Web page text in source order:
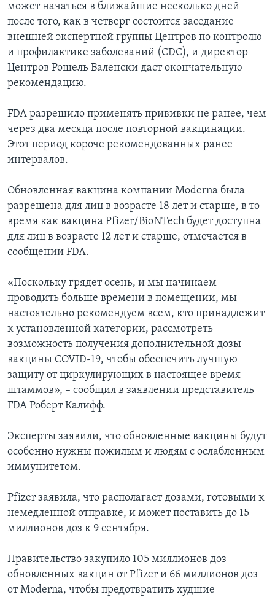
может начаться в ближайшие несколько дней
после того, как в четверг состоится заседание
внешней экспертной группы Центров по контролю
и профилактике заболеваний (CDC), и директор
Центров Рошель Валенски даст окончательную
рекомендацию.
FDA разрешило применять прививки не ранее, чем
через два месяца после повторной вакцинации.
Этот период короче рекомендованных ранее
интервалов.
Обновленная вакцина компании Moderna была
разрешена для лиц в возрасте 18 лет и старше, в то
время как вакцина Pfizer/BioNTech будет доступна
для лиц в возрасте 12 лет и старше, отмечается в
сообщении FDA.
«Поскольку грядет осень, и мы начинаем
проводить больше времени в помещении, мы
настоятельно рекомендуем всем, кто принадлежит
к установленной категории, рассмотреть
возможность получения дополнительной дозы
вакцины COVID-19, чтобы обеспечить лучшую
защиту от циркулирующих в настоящее время
штаммов», – сообщил в заявлении представитель
FDA Роберт Калифф.
Эксперты заявили, что обновленные вакцины будут
особенно нужны пожилым и людям с ослабленным
иммунитетом.
Pfizer заявила, что располагает дозами, готовыми к
немедленной отправке, и может поставить до 15
миллионов доз к 9 сентября.
Правительство закупило 105 миллионов доз
обновленных вакцин от Pfizer и 66 миллионов доз
от Moderna, чтобы предотвратить худшие